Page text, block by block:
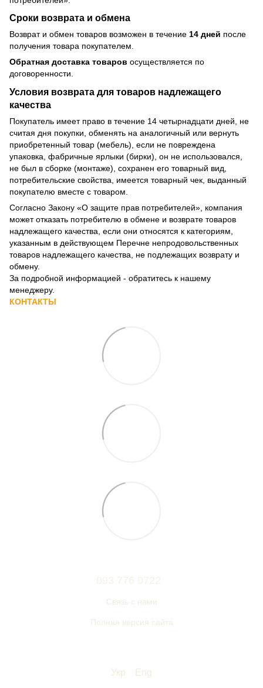
Сроки возврата и обмена
Возврат и обмен товаров возможен в течение 14 дней после
получения товара покупателем.
Обратная доставка товаров осуществляется по
договоренности.
Условия возврата для товаров надлежащего
качества
Покупатель имеет право в течение 14 четырнадцати дней, не
считая дня покупки, обменять на аналогичный или вернуть
приобретенный товар (мебель), если не повреждена
упаковка, фабричные ярлыки (бирки), он не использовался,
не был в сборке (монтаже), сохранен его товарный вид,
потребительские свойства, имеется товарный чек, выданный
покупателю вместе с товаром.
Согласно Закону «О защите прав потребителей» , компания
может отказать потребителю в обмене и возврате товаров
надлежащего качества, если они относятся к категориям,
указанным в действующем Перечне непродовольственных
товаров надлежащего качества, не подлежащих возврату и
обмену.
За подробной информацией - обратитесь к нашему
менеджеру.
КОНТАКТЫ
093 776 0722
Связь с нами
Полная версия сайта
Укр Eng